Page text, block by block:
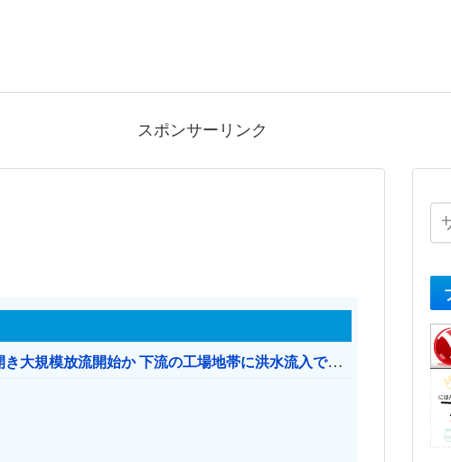
スポンサーリンク
【おわった】 三峡ダム、豪雨で13基の水門を開き大規模放流開始か 下流の工場地帯に洪水流入で崩壊はじまる